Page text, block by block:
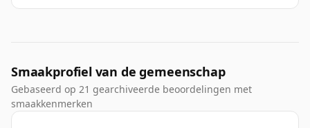
Smaakprofiel van de gemeenschap
Gebaseerd op 21 gearchiveerde beoordelingen met
smaakkenmerken